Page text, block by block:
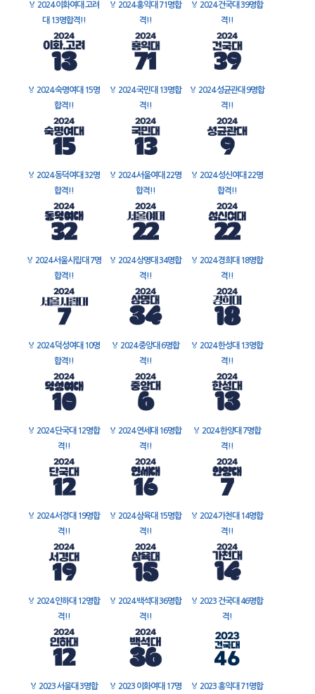
🏅 2024 이화여대 고려
대 13명합격!!
🏅 2024 홍익대 71명합
격!!
🏅 2024 건국대 39명합
격!!
🏅 2024 숙명여대 15명
합격!!
🏅 2024 국민대 13명합
격!!
🏅 2024 성균관대 9명합
격!!
🏅 2024 동덕여대 32명
합격!!
🏅 2024 서울여대 22명
합격!!
🏅 2024 성신여대 22명
합격!!
🏅 2024 서울시립대 7명
합격!!
🏅 2024 상명대 34명합
격!!
🏅 2024 경희대 18명합
격!!
🏅 2024 덕성여대 10명
합격!!
🏅 2024 중앙대 6명합
격!!
🏅 2024 한성대 13명합
격!!
🏅 2024 단국대 12명합
격!!
🏅 2024 연세대 16명합
격!!
🏅 2024 한양대 7명합
격!!
🏅 2024 서경대 19명합
격!!
🏅 2024 삼육대 15명합
격!!
🏅 2024 가천대 14명합
격!!
🏅 2024 인하대 12명합
격!!
🏅 2024 백석대 36명합
격!!
🏅 2023 건국대 46명합
격!
🏅 2023 서울대 3명합
🏅 2023 이화여대 17명
🏅 2023 홍익대 71명합